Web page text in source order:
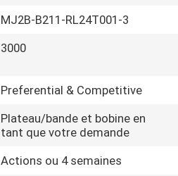
MJ2B-B211-RL24T001-3
3000
Preferential & Competitive
Plateau/bande et bobine en
tant que votre demande
Actions ou 4 semaines